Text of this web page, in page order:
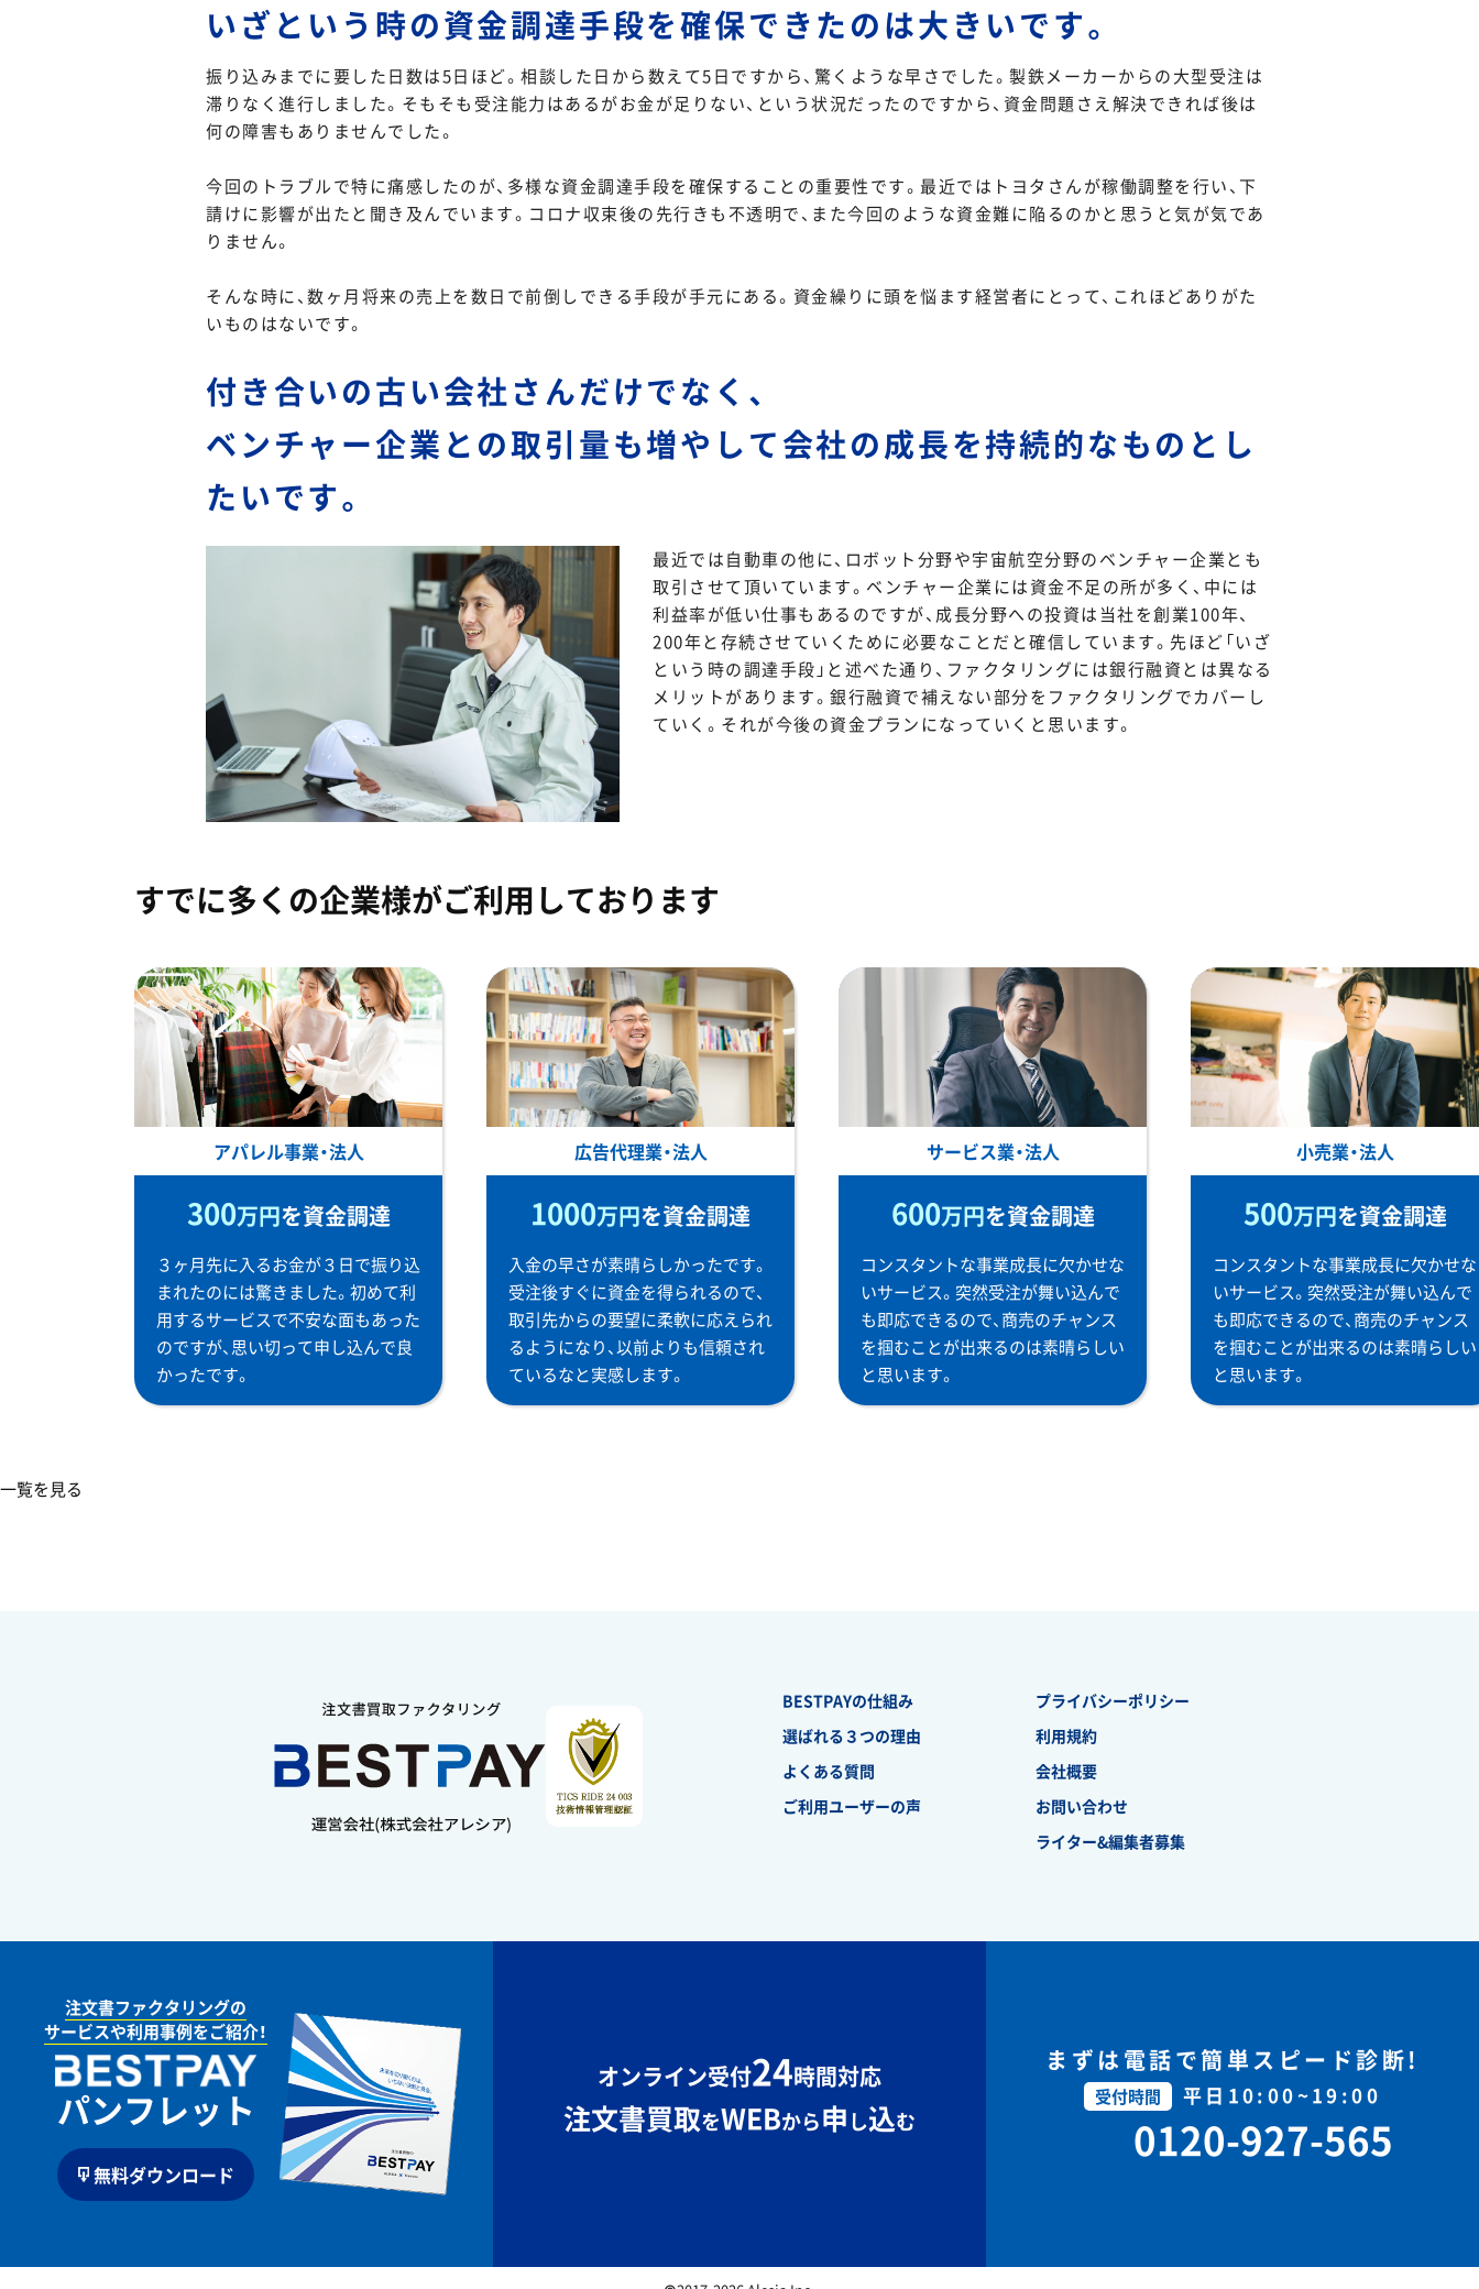
いざという時の資金調達手段を確保できたのは大きいです。
振り込みまでに要した日数は5日ほど。相談した日から数えて5日ですから、驚くような早さでした。製鉄メーカーからの大型受注は
滞りなく進行しました。そもそも受注能力はあるがお金が足りない、という状況だったのですから、資金問題さえ解決できれば後は
何の障害もありませんでした。
今回のトラブルで特に痛感したのが、多様な資金調達手段を確保することの重要性です。最近ではトヨタさんが稼働調整を行い、下
請けに影響が出たと聞き及んでいます。コロナ収束後の先行きも不透明で、また今回のような資金難に陥るのかと思うと気が気であ
りません。
そんな時に、数ヶ月将来の売上を数日で前倒しできる手段が手元にある。資金繰りに頭を悩ます経営者にとって、これほどありがた
いものはないです。
付き合いの古い会社さんだけでなく、
ベンチャー企業との取引量も増やして会社の成長を持続的なものとし
たいです。
最近では自動車の他に、ロボット分野や宇宙航空分野のベンチャー企業とも
取引させて頂いています。ベンチャー企業には資金不足の所が多く、中には
利益率が低い仕事もあるのですが、成長分野への投資は当社を創業100年、
200年と存続させていくために必要なことだと確信しています。先ほど「いざ
という時の調達手段」と述べた通り、ファクタリングには銀行融資とは異なる
メリットがあります。銀行融資で補えない部分をファクタリングでカバーし
ていく。それが今後の資金プランになっていくと思います。
すでに多くの企業様がご利用しております
アパレル事業・法人
300万円を資金調達
３ヶ月先に入るお金が３日で振り込
まれたのには驚きました。初めて利
用するサービスで不安な面もあった
のですが、思い切って申し込んで良
かったです。
広告代理業・法人
1000万円を資金調達
入金の早さが素晴らしかったです。
受注後すぐに資金を得られるので、
取引先からの要望に柔軟に応えられ
るようになり、以前よりも信頼され
ているなと実感します。
サービス業・法人
600万円を資金調達
コンスタントな事業成長に欠かせな
いサービス。突然受注が舞い込んで
も即応できるので、商売のチャンス
を掴むことが出来るのは素晴らしい
と思います。
小売業・法人
500万円を資金調達
コンスタントな事業成長に欠かせな
いサービス。突然受注が舞い込んで
も即応できるので、商売のチャンス
を掴むことが出来るのは素晴らしい
と思います。
一覧を見る
BESTPAYの仕組み
選ばれる３つの理由
よくある質問
ご利用ユーザーの声
プライバシーポリシー
利用規約
会社概要
お問い合わせ
ライター&編集者募集
注文書ファクタリングの
サービスや利用事例をご紹介！
パンフレット
無料ダウンロード
オンライン受付24時間対応
注文書買取をWEBから申し込む
まずは電話で簡単スピード診断!
受付時間 平日10:00~19:00
0120-927-565